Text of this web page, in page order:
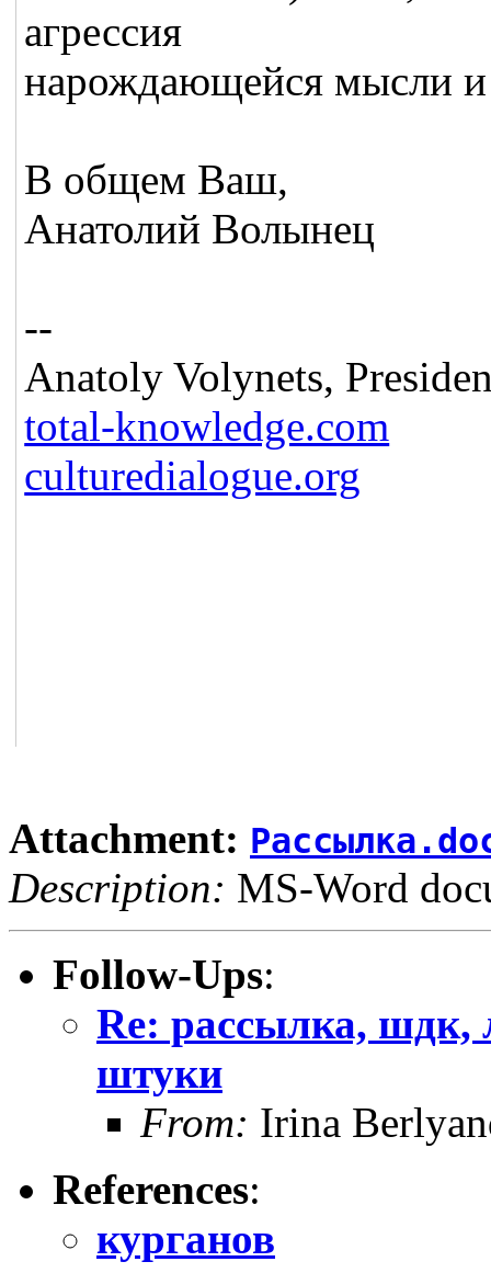
агрессия
нарождающейся мысли и
В общем Ваш,
Анатолий Волынец
--
Anatoly Volynets,
total-knowledge.com
culturedialogue.org
Attachment:
Description: MS-Word
Follow-Ups:
Re: рассылка, шдк,
штуки
From: Irina
References:
курганов